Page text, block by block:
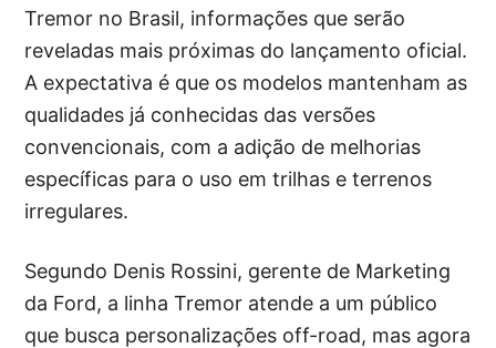
Tremor no Brasil, informações que serão
reveladas mais próximas do lançamento oficial.
A expectativa é que os modelos mantenham as
qualidades já conhecidas das versões
convencionais, com a adição de melhorias
específicas para o uso em trilhas e terrenos
irregulares.
Segundo Denis Rossini, gerente de Marketing
da Ford, a linha Tremor atende a um público
que busca personalizações off-road, mas agora